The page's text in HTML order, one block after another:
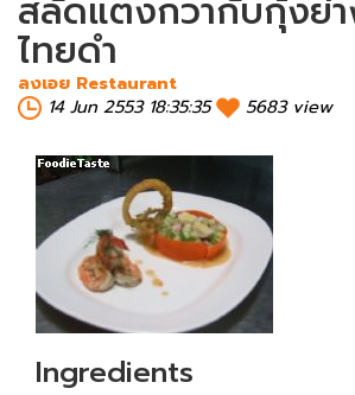
สลัดแตงกวากับกุ้งย่
ไทยดำ
ลงเอย Restaurant
14 Jun 2553 18:35:35
5683 view
Ingredients